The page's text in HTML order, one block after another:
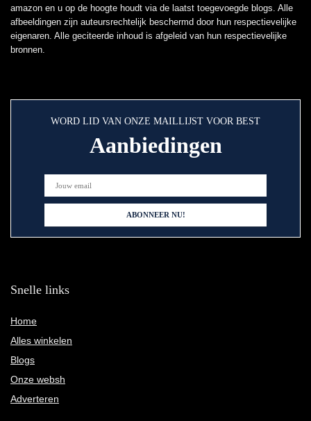
amazon en u op de hoogte houdt via de laatst toegevoegde blogs. Alle
afbeeldingen zijn auteursrechtelijk beschermd door hun respectievelijke
eigenaren. Alle geciteerde inhoud is afgeleid van hun respectievelijke
bronnen.
WORD LID VAN ONZE MAILLIJST VOOR BEST
Aanbiedingen
Snelle links
Home
Alles winkelen
Blogs
Onze websh
Adverteren